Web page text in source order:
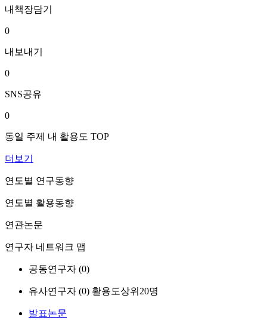
내책장담기
0
내보내기
0
SNS공유
0
동일 주제 내 활용도 TOP
더보기
연도별 연구동향
연도별 활용동향
연관논문
연구자 네트워크 맵
공동연구자 (0)
유사연구자 (0) 활용도상위20명
발표논문